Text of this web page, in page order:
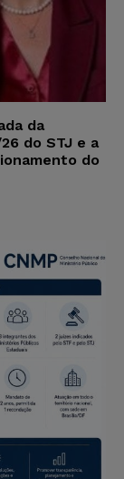
da
do STJ e a
do